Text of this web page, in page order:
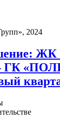
2024
ЖК
ГК